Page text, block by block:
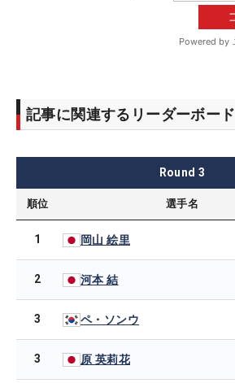
記事に関連するリーダーボード
Round 3
順位 選手名
1 岡山 絵里
2 河本 結
3 ペ・ソンウ
3 原 英莉花